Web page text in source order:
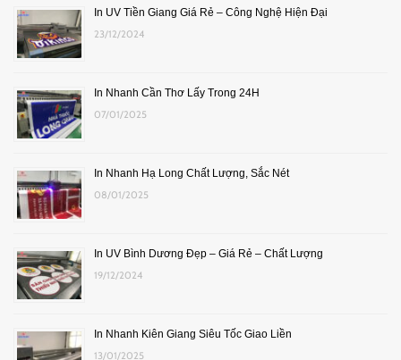
In UV Tiền Giang Giá Rẻ – Công Nghệ Hiện Đại
23/12/2024
In Nhanh Cần Thơ Lấy Trong 24H
07/01/2025
In Nhanh Hạ Long Chất Lượng, Sắc Nét
08/01/2025
In UV Bình Dương Đẹp – Giá Rẻ – Chất Lượng
19/12/2024
In Nhanh Kiên Giang Siêu Tốc Giao Liền
13/01/2025